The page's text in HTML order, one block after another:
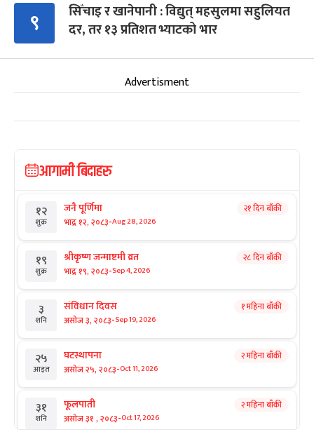
९
सिँचाइ र खानेपानी : विद्युत् महसुलमा सहुलियत
दर, तर १३ प्रतिशत भ्याटको भार
Advertisment
आगामी बिदाहरु
१२
शुक्र
जनै पूर्णिमा
भाद्र १२, २०८३-Aug 28, 2026
२१ दिन बाँकी
१९
शुक्र
श्रीकृष्ण जन्माष्टमी व्रत
भाद्र १९, २०८३-Sep 4, 2026
२८ दिन बाँकी
३
शनि
संविधान दिवस
असोज ३, २०८३-Sep 19, 2026
१ महिना बाँकी
२५
आइत
घटस्थापना
असोज २५, २०८३-Oct 11, 2026
२ महिना बाँकी
३१
शनि
फूलपाती
असोज ३१ , २०८३-Oct 17, 2026
२ महिना बाँकी